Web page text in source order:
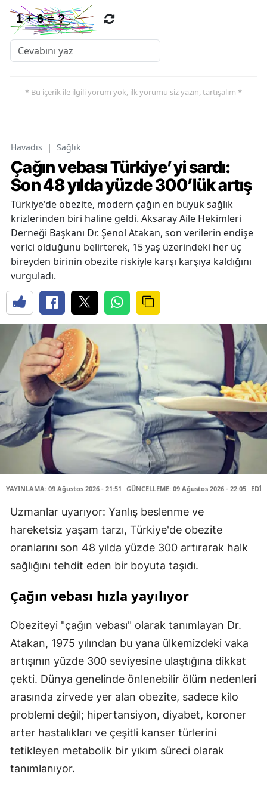
* Bu içerik ile ilgili yorum yok, ilk yorumu siz yazın, tartışalım *
Havadis | Sağlık
Çağın vebası Türkiye’yi sardı:
Son 48 yılda yüzde 300’lük artış
Türkiye'de obezite, modern çağın en büyük sağlık
krizlerinden biri haline geldi. Aksaray Aile Hekimleri
Derneği Başkanı Dr. Şenol Atakan, son verilerin endişe
verici olduğunu belirterek, 15 yaş üzerindeki her üç
bireyden birinin obezite riskiyle karşı karşıya kaldığını
vurguladı.
YAYINLAMA: 09 Ağustos 2026 - 21:51 GÜNCELLEME: 09 Ağustos 2026 - 22:05
Uzmanlar uyarıyor: Yanlış beslenme ve
hareketsiz yaşam tarzı, Türkiye'de obezite
oranlarını son 48 yılda yüzde 300 artırarak halk
sağlığını tehdit eden bir boyuta taşıdı.
Çağın vebası hızla yayılıyor
Obeziteyi "çağın vebası" olarak tanımlayan Dr.
Atakan, 1975 yılından bu yana ülkemizdeki vaka
artışının yüzde 300 seviyesine ulaştığına dikkat
çekti. Dünya genelinde önlenebilir ölüm nedenleri
arasında zirvede yer alan obezite, sadece kilo
problemi değil; hipertansiyon, diyabet, koroner
arter hastalıkları ve çeşitli kanser türlerini
tetikleyen metabolik bir yıkım süreci olarak
tanımlanıyor.